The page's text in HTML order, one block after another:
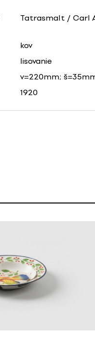
Tatrasmalt / Carl
kov
lisovanie
v=220mm;
1920